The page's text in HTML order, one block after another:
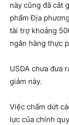
này cũng đã cắt
phẩm Địa
tài trợ khoảng
ngân hàng thực
USDA chưa đưa
giảm này.
Việc chấm dứt
lực của chính